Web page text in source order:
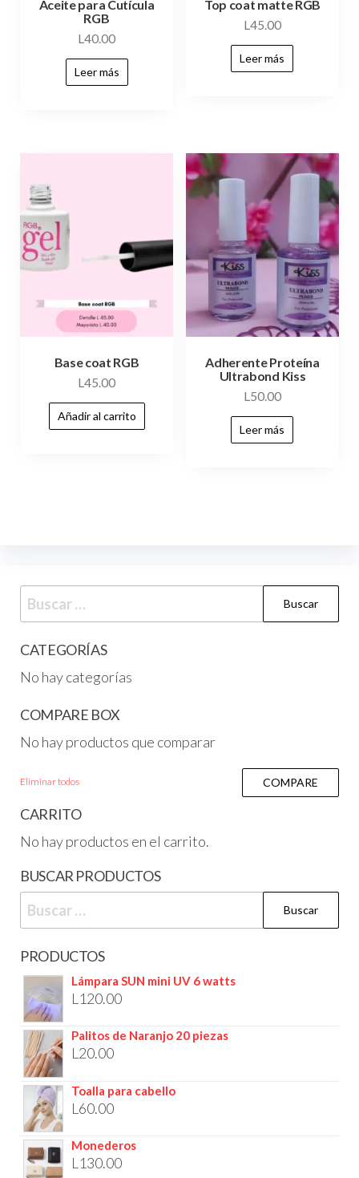
Aceite para Cutícula
RGB
L40.00
Leer más
Top coat matte RGB
L45.00
Leer más
Base coat RGB
L45.00
Añadir al carrito
Adherente Proteína
Ultrabond Kiss
L50.00
Leer más
CATEGORÍAS
No hay categorías
COMPARE BOX
No hay productos que comparar
Eliminar todos COMPARE
CARRITO
No hay productos en el carrito.
BUSCAR PRODUCTOS
PRODUCTOS
Lámpara SUN mini UV 6 watts
L 120.00
Palitos de Naranjo 20 piezas
L 20.00
Toalla para cabello
L 60.00
Monederos
L 130.00